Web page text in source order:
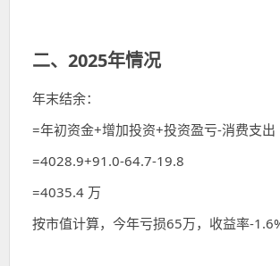
二、2025年情况
年末结余：
=年初资金+增加投资+投资盈亏-消费支出
=4028.9+91.0-64.7-19.8
=4035.4 万
按市值计算，今年亏损65万，收益率-1.6%